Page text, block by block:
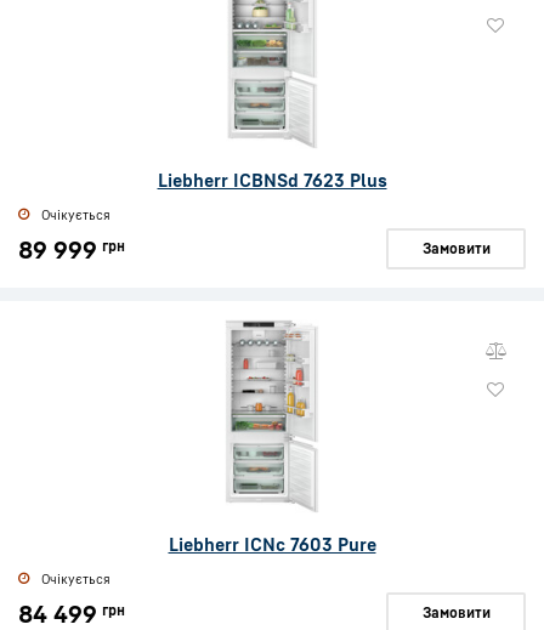
Liebherr ICBNSd 7623 Plus
Очікується
89 999 грн Замовити
Liebherr ICNc 7603 Pure
Очікується
84 499 грн Замовити